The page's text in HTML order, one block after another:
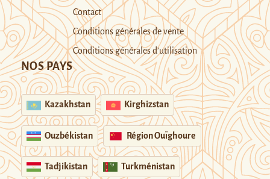
Contact
Conditions générales de vente
Conditions générales d’utilisation
NOS PAYS
Kazakhstan Kirghizstan
Ouzbékistan Région Ouïghoure
Tadjikistan Turkménistan